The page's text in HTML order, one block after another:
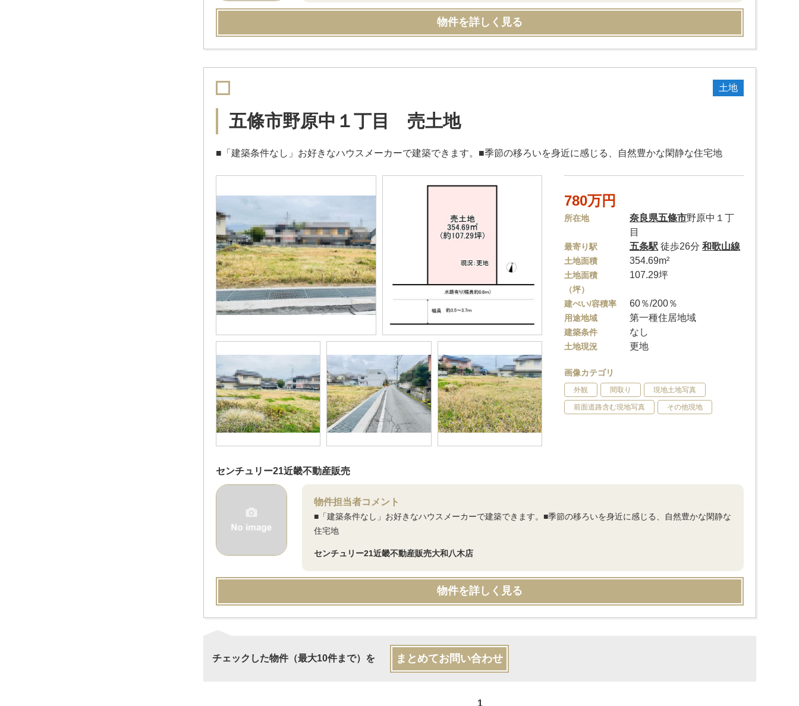
物件を詳しく見る
土地
五條市野原中１丁目 売土地
■「建築条件なし」お好きなハウスメーカーで建築できます。■季節の移ろいを身近に感じる、自然豊かな閑静な住宅地
780万円
所在地 奈良県五條市野原中１丁
目
最寄り駅 五条駅 徒歩26分和歌山線
土地面積 354.69m²
土地面積
（坪）
107.29坪
建ぺい/容積率 60％/200％
用途地域 第一種住居地域
建築条件 なし
土地現況 更地
画像カテゴリ
外観 間取り 現地土地写真
前面道路含む現地写真 その他現地
センチュリー21近畿不動産販売
物件担当者コメント
■「建築条件なし」お好きなハウスメーカーで建築できます。■季節の移ろいを身近に感じる、自然豊かな閑静な
住宅地
センチュリー21近畿不動産販売大和八木店
物件を詳しく見る
チェックした物件（最大10件まで）を まとめてお問い合わせ
1